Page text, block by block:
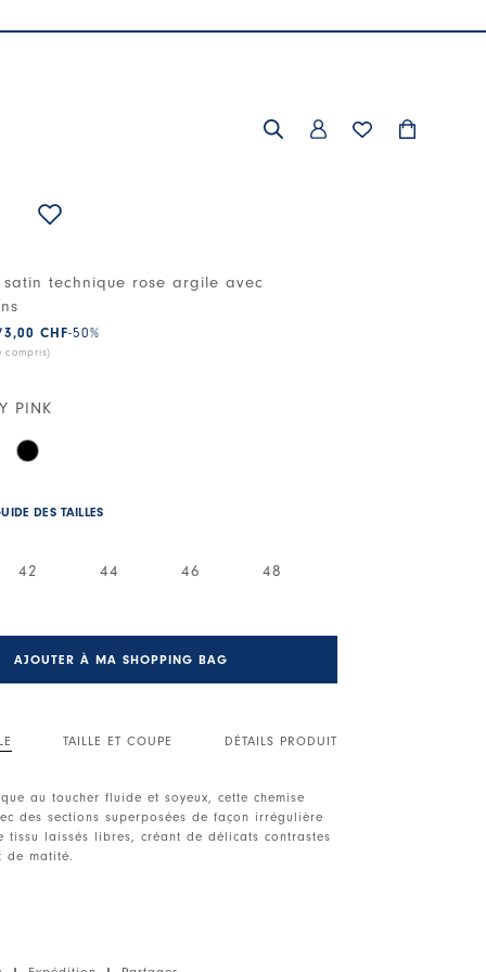
satin technique rose argile avec
CHF-50%
compris)
PINK
DES TAILLES
42 44 46 48
AJOUTER À MA SHOPPING BAG
TAILLE ET COUPE DÉTAILS PRODUIT
au toucher fluide et soyeux, cette chemise
des sections superposées de façon irrégulière
tissu laissés libres, créant de délicats contrastes
de matité.
longues avec poignets boutonnés.